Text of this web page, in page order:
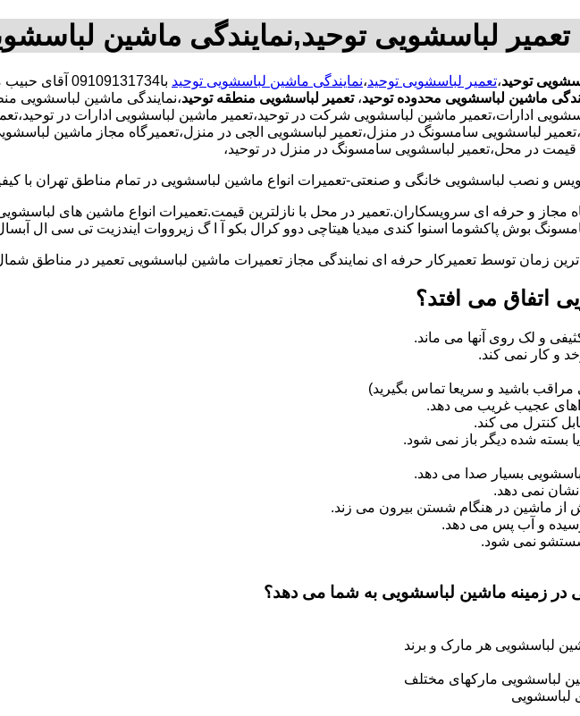
تعمیر لباسشویی توحید,نمایندگی ماشین
توحید،تعمیر لباسشویی توحید،نمایندگی ماشین لباسشویی توحید
ماشین لباسشویی محدوده توحید، تعمیر لباسشویی منطقه توحید،نمایندگی ماشین لباسشویی
ادارات،تعمیر ماشین لباسشویی شرکت در توحید،تعمیر ماشین لباسشویی ادارات در
لباسشویی سامسونگ در منزل،تعمیر لباسشویی الجی در منزل،تعمیرگاه مجاز ماشین
قیمت در محل،تعمیر لباسشویی سامسونگ در منزل در توحید،
و نصب لباسشویی خانگی و صنعتی-تعمیرات انواع ماشین لباسشویی در تمام مناطق تهران با
مجاز و حرفه ای سرویسکاران.تعمیر در محل با نازلترین قیمت.تعمیرات انواع ماشین های
بوش پاکشوما اسنوا کندی میدیا هیتاچی دوو کرال بکو آ ا گ زیرووات ایندزیت تی سی ال
ترین زمان توسط تعمیرکار حرفه ای نمایندگی مجاز تعمیرات ماشین لباسشویی تعمیر در مناطق
اتفاق می افتد؟
و لک روی آنها می ماند.
و کار نمی کند.
باشید و سریعا تماس بگیرید)
عجیب غریب می دهد.
کنترل می کند.
بسته شده دیگر باز نمی شود.
بسیار صدا می دهد.
نمی دهد.
ماشین در هنگام شستن بیرون می زند.
و آب پس می دهد.
شستشو نمی شود.
در زمینه ماشین لباسشویی به شما می دهد؟
لباسشویی هر مارک و برند
لباسشویی مارکهای مختلف
لباسشویی